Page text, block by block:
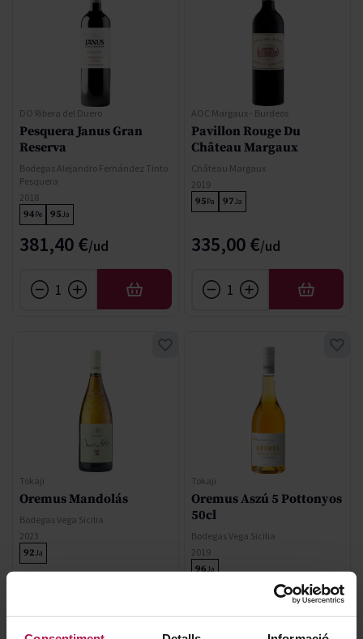
DO Ribera del Duero
Pesquera Janus Gran
Reserva
Bodegas Alejandro Fernández Tinto
Pesquera
2018
94Pe 95Ja
381,40 €
AFEGIR
AOC Margaux - Burdeos
Pavillon Rouge Du
Château Margaux
Château Margaux
2019
95Pa 97Ja
335,00 €
AFEGIR
Tokaji
Oremus Mandolás
Bodegas Vega Sicilia
2023
92Ja
Tokaji
Oremus Aszú 5 Pottonyos
50cl
Bodegas Vega Sicilia
2019
96Ja